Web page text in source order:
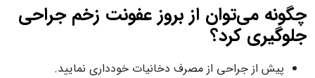
چگونه می‌توان از بروز عفونت زخم جراحی
جلوگیری کرد؟
پیش از جراحی از مصرف دخانیات خودداری نمایید.